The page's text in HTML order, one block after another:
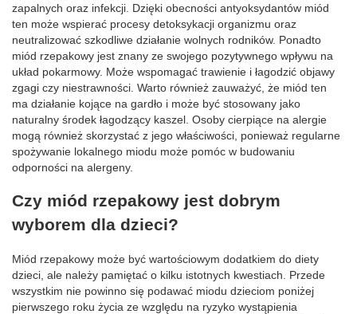
zapalnych oraz infekcji. Dzięki obecności antyoksydantów miód
ten może wspierać procesy detoksykacji organizmu oraz
neutralizować szkodliwe działanie wolnych rodników. Ponadto
miód rzepakowy jest znany ze swojego pozytywnego wpływu na
układ pokarmowy. Może wspomagać trawienie i łagodzić objawy
zgagi czy niestrawności. Warto również zauważyć, że miód ten
ma działanie kojące na gardło i może być stosowany jako
naturalny środek łagodzący kaszel. Osoby cierpiące na alergie
mogą również skorzystać z jego właściwości, ponieważ regularne
spożywanie lokalnego miodu może pomóc w budowaniu
odporności na alergeny.
Czy miód rzepakowy jest dobrym
wyborem dla dzieci?
Miód rzepakowy może być wartościowym dodatkiem do diety
dzieci, ale należy pamiętać o kilku istotnych kwestiach. Przede
wszystkim nie powinno się podawać miodu dzieciom poniżej
pierwszego roku życia ze względu na ryzyko wystąpienia